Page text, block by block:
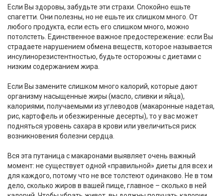
Если Вы здоровы, забудьте эти страхи. Спокойно ешьте
спагетти. Они полезны, но не ешьте их слишком много. От
любого продукта, если есть его слишком много, можно
потолстеть. Единственное важное предостережение: если Вы
страдаете нарушением обмена веществ, которое называется
инсулинорезистентностью, будьте осторожны с диетами с
низким содержанием жира.
Если Вы замените слишком много калорий, которые дают
организму насыщенные жиры (масло, сливки и яйца),
калориями, получаемыми из углеводов (макаронные надетая,
рис, картофель и обезжиренные десерты), то у вас может
подняться уровень сахара в крови или увеличиться риск
возникновения болезни сердца.
Вся эта путаница с макаронами выявляет очень важный
момент: не существует одной «правильной» диеты для всех и
для каждого, потому что не все толстеют одинаково. Не в том
дело, сколько жиров в вашей пище, главное – сколько в ней